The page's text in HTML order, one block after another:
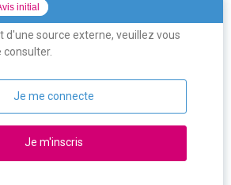
initial
d'une source externe, veuillez vous
consulter.
Je me connecte
Je m'inscris